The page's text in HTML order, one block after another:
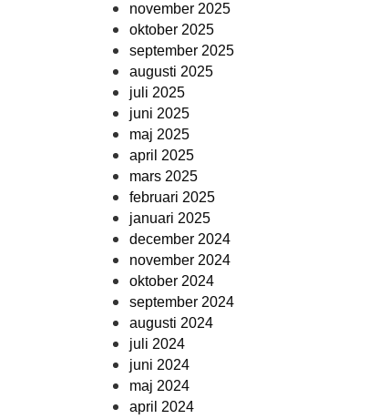
november 2025
oktober 2025
september 2025
augusti 2025
juli 2025
juni 2025
maj 2025
april 2025
mars 2025
februari 2025
januari 2025
december 2024
november 2024
oktober 2024
september 2024
augusti 2024
juli 2024
juni 2024
maj 2024
april 2024